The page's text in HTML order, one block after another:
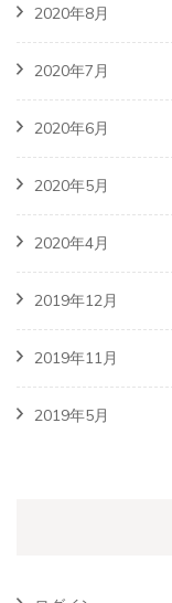
2020年8月
2020年7月
2020年6月
2020年5月
2020年4月
2019年12月
2019年11月
2019年5月